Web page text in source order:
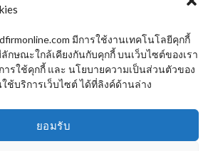
มีการใช้งานเทคโนโลยีคุกกี้
กษณะใกล้เคียงกันกับคุกกี้ บนเว็บไซต์ของเรา
รใช้คุกกี้ และ นโยบายความเป็นส่วนตัวของ
ช้บริการเว็บไซต์ ได้ที่ลิงค์ด้านล่าง
ยอมรับ